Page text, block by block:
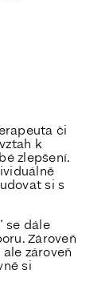
či
k
zlepšení.
si s
se dále
Zároveň
zároveň
si